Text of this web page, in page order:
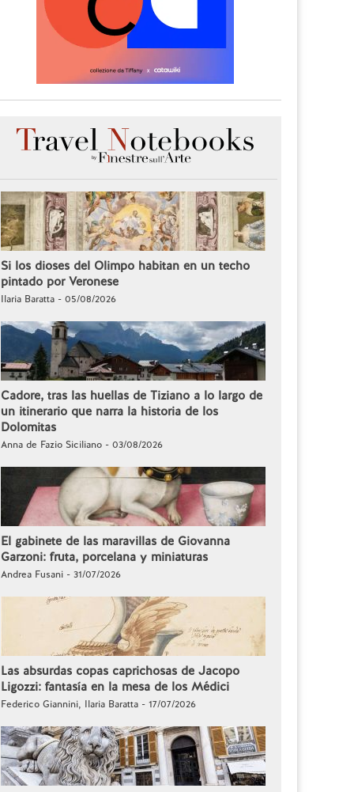
Si los dioses del Olimpo habitan en un techo
pintado por Veronese
Ilaria Baratta - 05/08/2026
Cadore, tras las huellas de Tiziano a lo largo de
un itinerario que narra la historia de los
Dolomitas
Anna de Fazio Siciliano - 03/08/2026
El gabinete de las maravillas de Giovanna
Garzoni: fruta, porcelana y miniaturas
Andrea Fusani - 31/07/2026
Las absurdas copas caprichosas de Jacopo
Ligozzi: fantasía en la mesa de los Médici
Federico Giannini, Ilaria Baratta - 17/07/2026